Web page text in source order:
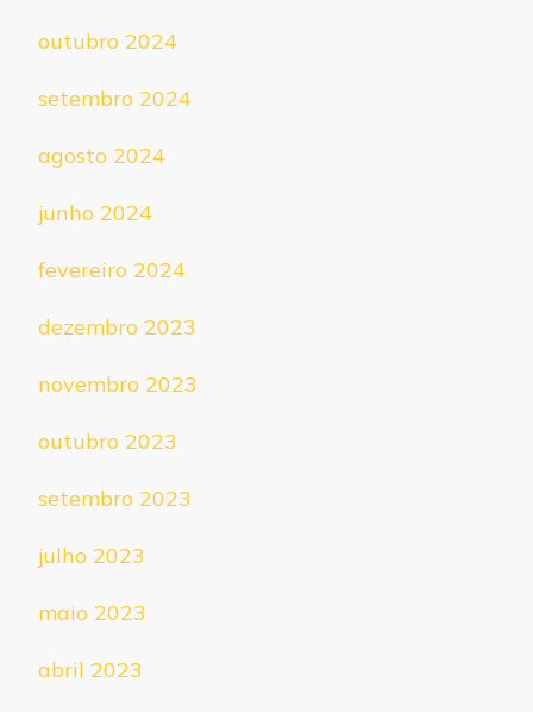
outubro 2024
setembro 2024
agosto 2024
junho 2024
fevereiro 2024
dezembro 2023
novembro 2023
outubro 2023
setembro 2023
julho 2023
maio 2023
abril 2023